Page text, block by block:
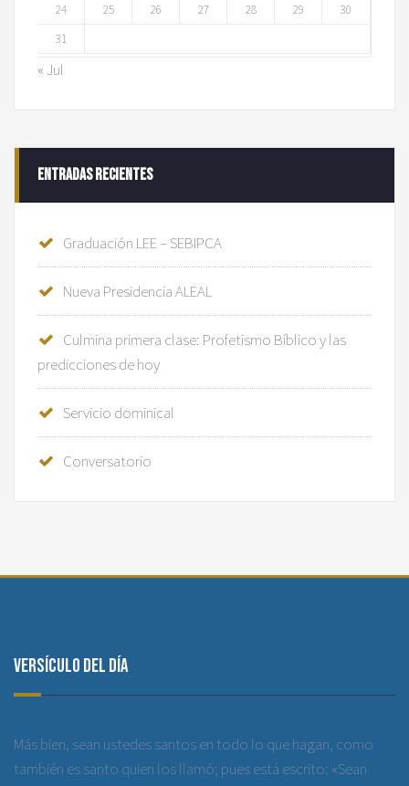
24
25 26 27 28 29
30
31
« Jul
Entradas recientes
Graduación LEE – SEBIPCA
Nueva Presidencia ALEAL
Culmina primera clase: Profetismo Bíblico y las
predicciones de hoy
Servicio dominical
Conversatorio
Versículo del día
Más bien, sean ustedes santos en todo lo que hagan, como
también es santo quien los llamó; pues está escrito: «Sean